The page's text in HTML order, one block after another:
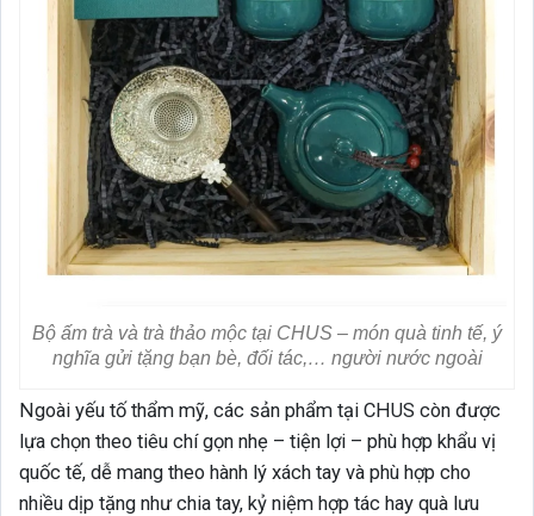
Bộ ấm trà và trà thảo mộc tại CHUS – món quà tinh tế, ý
nghĩa gửi tặng bạn bè, đối tác,… người nước ngoài
Ngoài yếu tố thẩm mỹ, các sản phẩm tại CHUS còn được
lựa chọn theo tiêu chí gọn nhẹ – tiện lợi – phù hợp khẩu vị
quốc tế, dễ mang theo hành lý xách tay và phù hợp cho
nhiều dịp tặng như chia tay, kỷ niệm hợp tác hay quà lưu